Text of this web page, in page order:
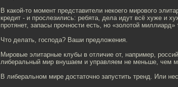
В какой-то момент представители некоего мирового
кредит - и прослезились: ребята, дела идут всё хуже и
протянет, запасы прочности есть, но «золотой миллиард»
Что делать, господа? Ваши предложения.
Мировые элитарные клубы в отличие от, например,
либеральный мир внушаем и управляем не меньше, чем
В либеральном мире достаточно запустить тренд. Или